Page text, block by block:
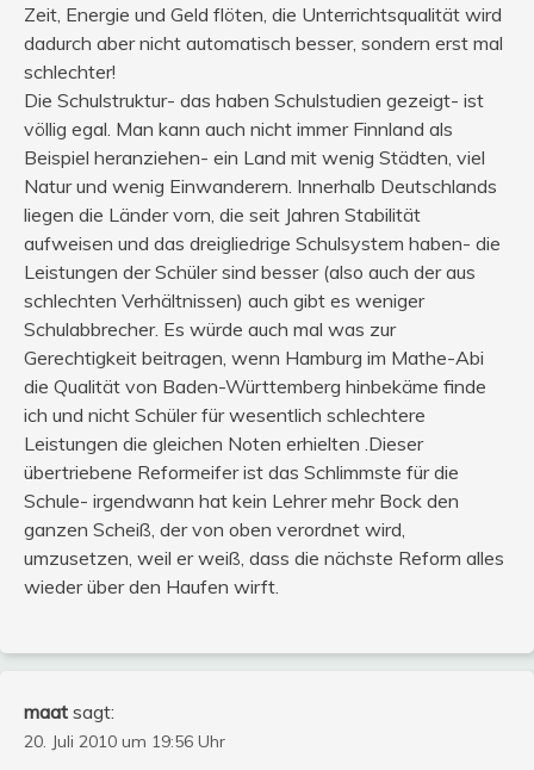
Zeit, Energie und Geld flöten, die Unterrichtsqualität wird
dadurch aber nicht automatisch besser, sondern erst mal
schlechter!
Die Schulstruktur- das haben Schulstudien gezeigt- ist
völlig egal. Man kann auch nicht immer Finnland als
Beispiel heranziehen- ein Land mit wenig Städten, viel
Natur und wenig Einwanderern. Innerhalb Deutschlands
liegen die Länder vorn, die seit Jahren Stabilität
aufweisen und das dreigliedrige Schulsystem haben- die
Leistungen der Schüler sind besser (also auch der aus
schlechten Verhältnissen) auch gibt es weniger
Schulabbrecher. Es würde auch mal was zur
Gerechtigkeit beitragen, wenn Hamburg im Mathe-Abi
die Qualität von Baden-Württemberg hinbekäme finde
ich und nicht Schüler für wesentlich schlechtere
Leistungen die gleichen Noten erhielten .Dieser
übertriebene Reformeifer ist das Schlimmste für die
Schule- irgendwann hat kein Lehrer mehr Bock den
ganzen Scheiß, der von oben verordnet wird,
umzusetzen, weil er weiß, dass die nächste Reform alles
wieder über den Haufen wirft.
maat sagt:
20. Juli 2010 um 19:56 Uhr